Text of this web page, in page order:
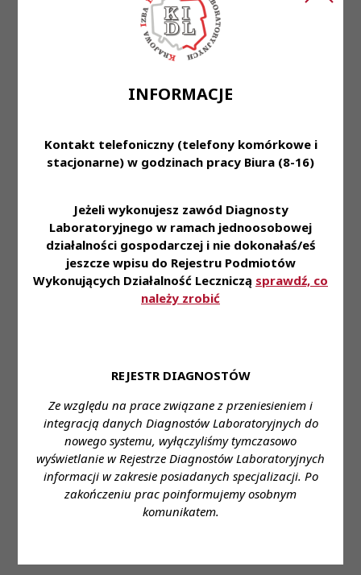
INFORMACJE
Kontakt telefoniczny (telefony komórkowe i
stacjonarne) w godzinach pracy Biura (8-16)
Jeżeli wykonujesz zawód Diagnosty
Laboratoryjnego w ramach jednoosobowej
działalności gospodarczej i nie dokonałaś/eś
jeszcze wpisu do Rejestru Podmiotów
Wykonujących Działalność Leczniczą sprawdź, co
należy zrobić
REJESTR DIAGNOSTÓW
Ze względu na prace związane z przeniesieniem i
integracją danych Diagnostów Laboratoryjnych do
nowego systemu, wyłączyliśmy tymczasowo
wyświetlanie w Rejestrze Diagnostów Laboratoryjnych
informacji w zakresie posiadanych specjalizacji. Po
zakończeniu prac poinformujemy osobnym
komunikatem.
CO BĘDZIE CI POTRZEBNE?
• posiadanie ważnego Prawa Wykonywania
doświadczenie w pracy na adekwatnym
dbałość o szczegóły • umiejętność pracy zarówno
samodzielnej jak i zespołowej • gotowość do pracy
CO OFERUJEMY W ZAMIAN?
• Stabilne zatrudnienie w oparciu o umowę o pracę
w pełnym wymiarze czasu. • Dostęp do
nowoczesnej aparatury i zaawansowanych
kompetencji. • Benefity, które robią różnicę –po
dodatków pozapłacowych, w tym: kartę sportową
na preferencyjnych warunkach, prywatną opiekę
medyczną, pakiet badań laboratoryjnych, zniżki na
firmowe produkty i usługi, ubezpieczenie grupowe
w Allianz, udział w wydarzeniach i imprezach
integracyjnych, Pracownicze Plany Kapitałowe.